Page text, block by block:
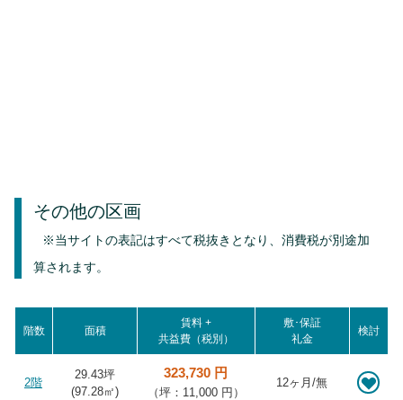
その他の区画
※当サイトの表記はすべて税抜きとなり、消費税が別途加
算されます。
階数 面積
賃料 +
共益費（税別）
敷･保証
礼金
検討
2階
29.43坪
(97.28㎡)
323,730 円
（坪：11,000 円）
12ヶ月/無